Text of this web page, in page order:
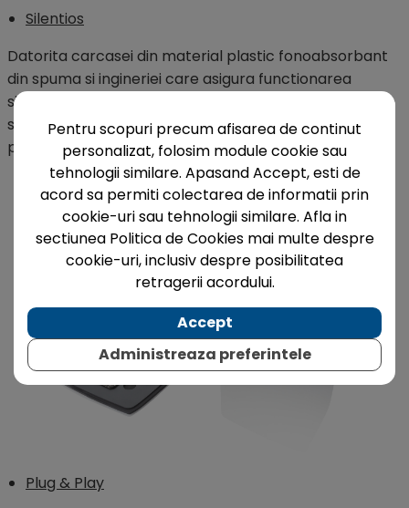
Silentios
Datorita carcasei din material plastic fonoabsorbant
din spuma si ingineriei care asigura functionarea
silentioasa, seria Tyscor se numara printre cele mai
silentioase instalatii de aspiratie din clasa sa, fara
protectie fonica suplimentara.
Plug & Play
Pentru scopuri precum afisarea de continut
personalizat, folosim module cookie sau
tehnologii similare. Apasand Accept, esti de
acord sa permiti colectarea de informatii prin
cookie-uri sau tehnologii similare. Afla in
sectiunea Politica de Cookies mai multe despre
cookie-uri, inclusiv despre posibilitatea
retragerii acordului.
Accept
Administreaza preferintele